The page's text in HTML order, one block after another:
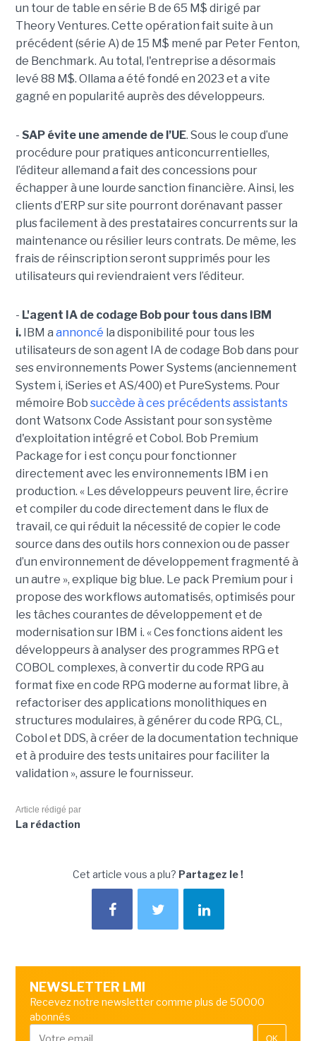
un tour de table en série B de 65 M$ dirigé par
Theory Ventures. Cette opération fait suite à un
précédent (série A) de 15 M$ mené par Peter Fenton,
de Benchmark. Au total, l'entreprise a désormais
levé 88 M$. Ollama a été fondé en 2023 et a vite
gagné en popularité auprès des développeurs.
- SAP évite une amende de l’UE. Sous le coup d’une
procédure pour pratiques anticoncurrentielles,
l’éditeur allemand a fait des concessions pour
échapper à une lourde sanction financière. Ainsi, les
clients d’ERP sur site pourront dorénavant passer
plus facilement à des prestataires concurrents sur la
maintenance ou résilier leurs contrats. De même, les
frais de réinscription seront supprimés pour les
utilisateurs qui reviendraient vers l’éditeur.
- L'agent IA de codage Bob pour tous dans IBM
i.IBM a annoncé la disponibilité pour tous les
utilisateurs de son agent IA de codage Bob dans pour
ses environnements Power Systems (anciennement
System i, iSeries et AS/400) et PureSystems. Pour
mémoire Bob succède à ces précédents assistants
dont Watsonx Code Assistant pour son système
d'exploitation intégré et Cobol. Bob Premium
Package for i est conçu pour fonctionner
directement avec les environnements IBM i en
production. « Les développeurs peuvent lire, écrire
et compiler du code directement dans le flux de
travail, ce qui réduit la nécessité de copier le code
source dans des outils hors connexion ou de passer
d’un environnement de développement fragmenté à
un autre », explique big blue. Le pack Premium pour i
propose des workflows automatisés, optimisés pour
les tâches courantes de développement et de
modernisation sur IBM i. « Ces fonctions aident les
développeurs à analyser des programmes RPG et
COBOL complexes, à convertir du code RPG au
format fixe en code RPG moderne au format libre, à
refactoriser des applications monolithiques en
structures modulaires, à générer du code RPG, CL,
Cobol et DDS, à créer de la documentation technique
et à produire des tests unitaires pour faciliter la
validation », assure le fournisseur.
Article rédigé par
La rédaction
Cet article vous a plu? Partagez le !
NEWSLETTER LMI
Recevez notre newsletter comme plus de 50000
abonnés